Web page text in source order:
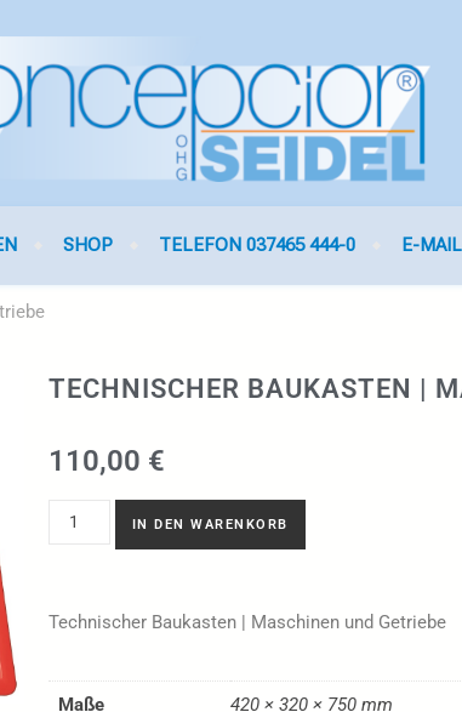
SHOP TELEFON 037465 444-0 E-
TECHNISCHER BAUKASTEN |
110,00 €
IN DEN WARENKORB
Technischer Baukasten | Maschinen und Getriebe
Maße 420 × 320 × 750 mm